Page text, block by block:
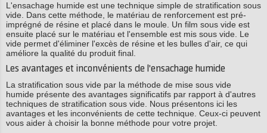
L'ensachage humide est une technique simple de stratification sous
vide. Dans cette méthode, le matériau de renforcement est pré-
imprégné de résine et placé dans le moule. Un film sous vide est
ensuite placé sur le matériau et l'ensemble est mis sous vide. Le
vide permet d'éliminer l'excès de résine et les bulles d'air, ce qui
améliore la qualité du produit final.
Les avantages et inconvénients de l'ensachage humide
La stratification sous vide par la méthode de mise sous vide
humide présente des avantages significatifs par rapport à d'autres
techniques de stratification sous vide. Nous présentons ici les
avantages et les inconvénients de cette technique. Ceux-ci peuvent
vous aider à choisir la bonne méthode pour votre projet.